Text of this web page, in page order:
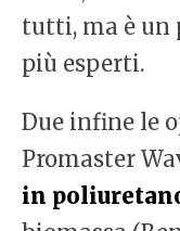
tutti, ma è un
più esperti.
Due infine le
Promaster
in